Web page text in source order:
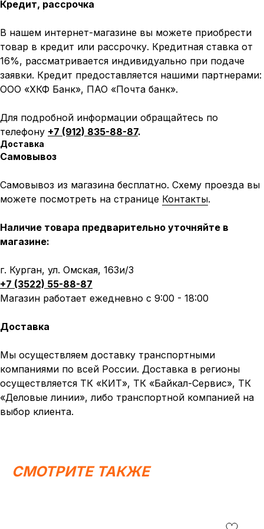
Кредит, рассрочка
В нашем интернет-магазине вы можете приобрести
товар в кредит или рассрочку. Кредитная ставка от
16%, рассматривается индивидуально при подаче
заявки. Кредит предоставляется нашими партнерами:
ООО «ХКФ Банк», ПАО «Почта банк».
Для подробной информации обращайтесь по
телефону +7 (912) 835-88-87.
Доставка
Самовывоз
Самовывоз из магазина бесплатно. Схему проезда вы
можете посмотреть на странице Контакты.
Наличие товара предварительно уточняйте в
магазине:
г. Курган, ул. Омская, 163и/3
+7 (3522) 55-88-87
Магазин работает ежедневно с 9:00 - 18:00
Доставка
Мы осуществляем доставку транспортными
компаниями по всей России. Доставка в регионы
осуществляется ТК «КИТ», ТК «Байкал-Сервис», ТК
«Деловые линии», либо транспортной компанией на
выбор клиента.
СМОТРИТЕ ТАКЖЕ